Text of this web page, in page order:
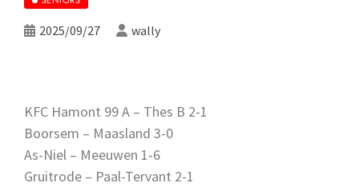
2025/09/27 wally
KFC Hamont 99 A – Thes B 2-1
Boorsem – Maasland 3-0
As-Niel – Meeuwen 1-6
Gruitrode – Paal-Tervant 2-1